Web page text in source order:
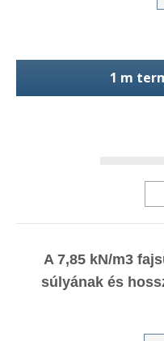
1 m
A 7,85 kN/m3
súlyának és